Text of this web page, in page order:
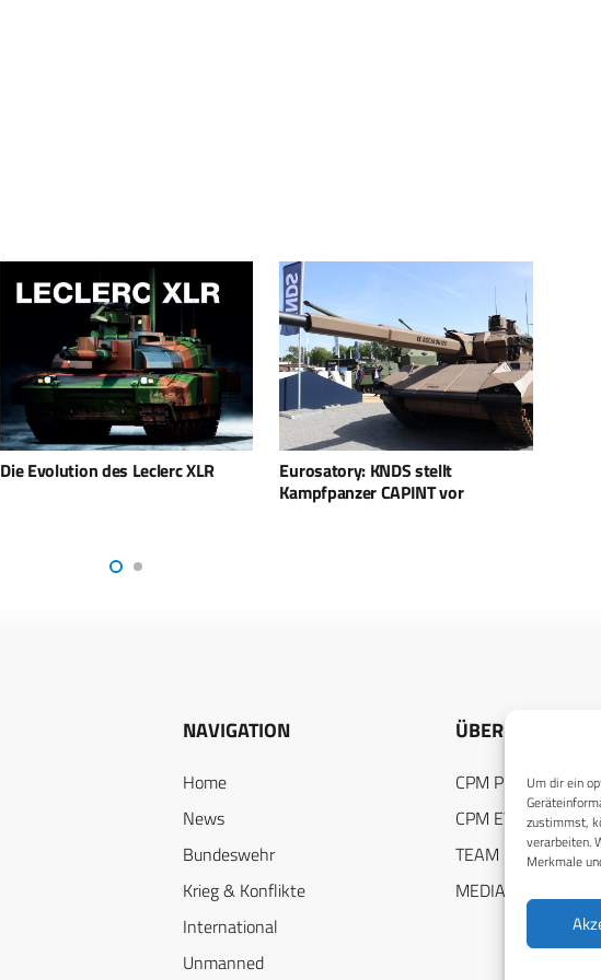
Um dir ein
zustimmst,
verarbeiten.
Merkmale
Eurosatory: KNDS stellt
Neuer 12cm Mörser 16 der
Schweizer Armee – Zeitnahe
NAVIGATION
Home
News
Bundeswehr
Krieg & Konflikte
International
Unmanned
ÜBER UNS
CPM
CPM EVENTS
TEAM
MEDIADATEN